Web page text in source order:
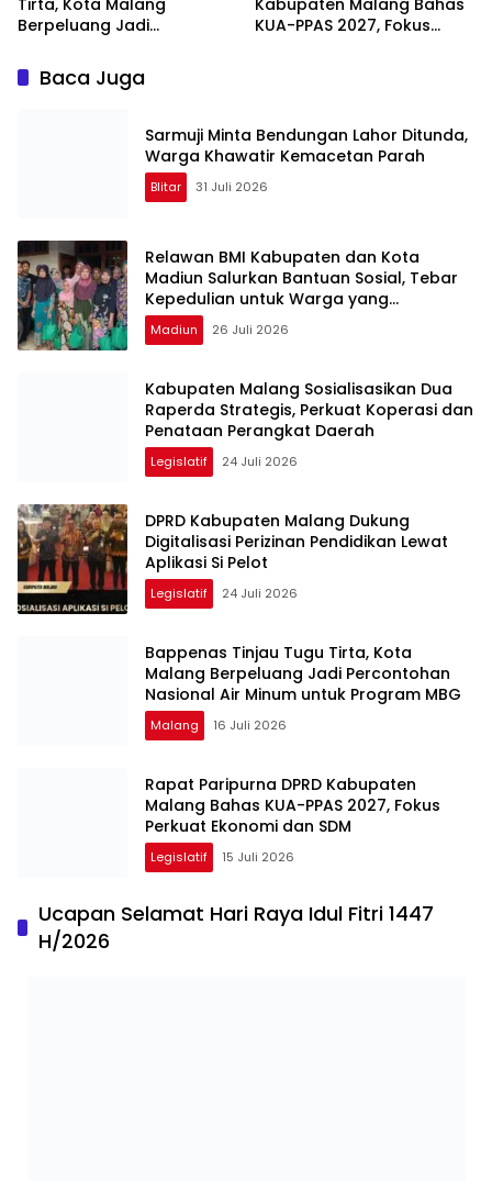
Tirta, Kota Malang
Berpeluang Jadi
Minum untuk Program MBG
Kabupaten Malang Bahas
KUA-PPAS 2027, Fokus
Baca Juga
Sarmuji Minta Bendungan Lahor Ditunda,
Warga Khawatir Kemacetan Parah
Blitar 31 Juli 2026
Relawan BMI Kabupaten dan Kota
Madiun Salurkan Bantuan Sosial, Tebar
Kepedulian untuk Warga yang
Membutuhkan
Madiun 26 Juli 2026
Kabupaten Malang Sosialisasikan Dua
Raperda Strategis, Perkuat Koperasi dan
Penataan Perangkat Daerah
Legislatif 24 Juli 2026
DPRD Kabupaten Malang Dukung
Digitalisasi Perizinan Pendidikan Lewat
Aplikasi Si Pelot
Legislatif 24 Juli 2026
Bappenas Tinjau Tugu Tirta, Kota
Malang Berpeluang Jadi Percontohan
Nasional Air Minum untuk Program MBG
Malang 16 Juli 2026
Rapat Paripurna DPRD Kabupaten
Malang Bahas KUA-PPAS 2027, Fokus
Perkuat Ekonomi dan SDM
Legislatif 15 Juli 2026
Ucapan Selamat Hari Raya Idul Fitri 1447
H/2026